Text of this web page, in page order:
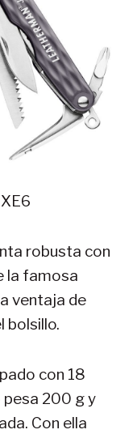
robusta con
la famosa
ventaja de
bolsillo.
con 18
200 g y
Con ella